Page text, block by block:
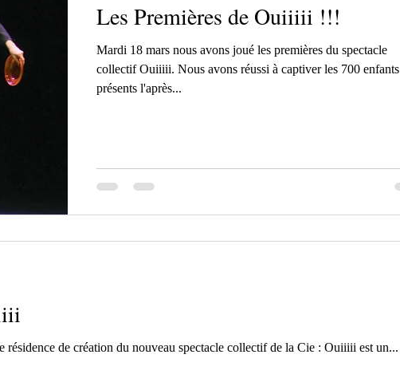
Les Premières de Ouiiiii !!!
Mardi 18 mars nous avons joué les premières du spectacle
collectif Ouiiiii. Nous avons réussi à captiver les 700 enfants
présents l'après...
Nous sommes à St Dizier pour la dernière semaine de résidence de création du nouveau spectacle collectif de la Cie : Ouiiiii est un...